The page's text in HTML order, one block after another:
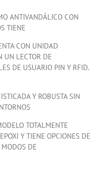
ANTIVANDÁLICO CON
TIENE
CON UNIDAD
UN LECTOR DE
DE USUARIO PIN Y RFID.
Y ROBUSTA SIN
TOTALMENTE
Y TIENE OPCIONES DE
DE